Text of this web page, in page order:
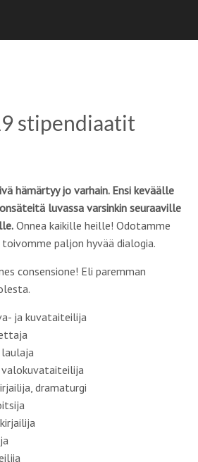
stipendiaatit
hämärtyy jo varhain. Ensi keväälle
luvassa varsinkin seuraaville
Onnea kaikille heille! Odotamme
paljon hyvää dialogia.
consensione! Eli paremman
ja kuvataiteilija
valokuvataiteilija
dramaturgi